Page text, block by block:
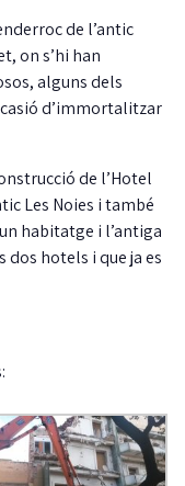
de l’antic
on s’hi han
alguns dels
d’immortalitzar
de l’Hotel
Les Noies i també
habitatge i l’antiga
hotels i que ja es